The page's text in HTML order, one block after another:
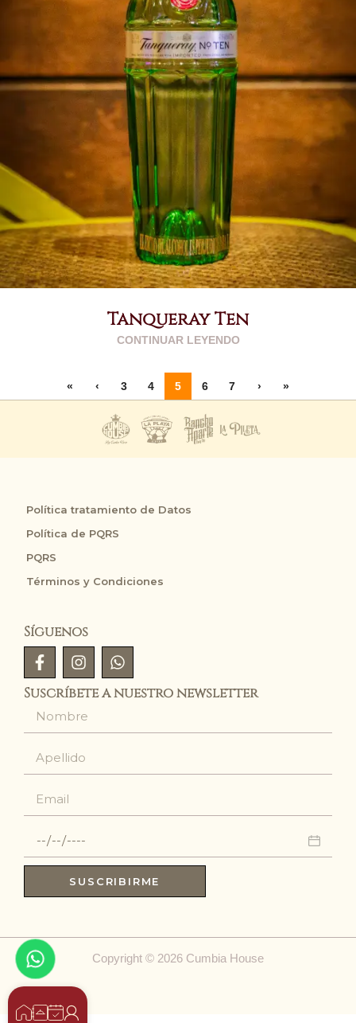
Tanqueray Ten
CONTINUAR LEYENDO
« ‹ 3 4 5 6 7 › »
Política tratamiento de Datos
Política de PQRS
PQRS
Términos y Condiciones
Síguenos
Suscríbete a nuestro newsletter
SUSCRIBIRME
Copyright © 2026 Cumbia House